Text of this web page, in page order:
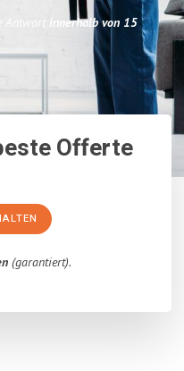
Antwort
innerhalb von 15
Offerte
(garantiert).